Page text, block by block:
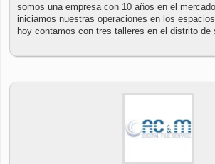
somos una empresa con 10 años en el
iniciamos nuestras operaciones en los
hoy contamos con tres talleres en el distrito de